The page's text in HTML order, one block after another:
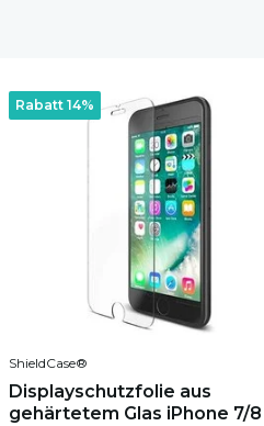
Rabatt 14%
ShieldCase®
Displayschutzfolie aus
gehärtetem Glas iPhone 7/8